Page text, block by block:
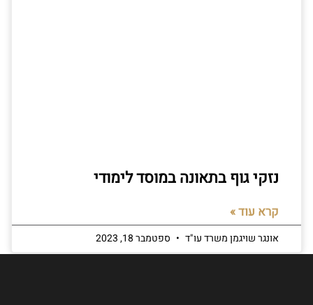
נזקי גוף בתאונה במוסד לימודי
קרא עוד »
אונגר שויגמן משרד עו"ד ספטמבר 18, 2023